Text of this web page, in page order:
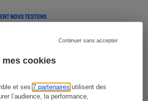
mes cookies
et ses7 partenaires utilisent des
l’audience, la performance,
Continuer sans accepter
NOUS TESTONS